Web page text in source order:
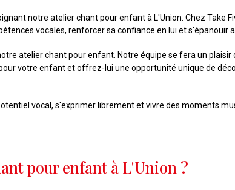
notre atelier chant pour enfant à L'Union. Chez Take
vocales, renforcer sa confiance en lui et s'épanouir
atelier chant pour enfant. Notre équipe se fera un
votre enfant et offrez-lui une opportunité unique de
vocal, s'exprimer librement et vivre des moments
pour enfant à L'Union ?